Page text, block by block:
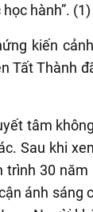
hành”. (1)
kiến
Tất Thành
tâm
Sau khi
trình 30
ánh sáng